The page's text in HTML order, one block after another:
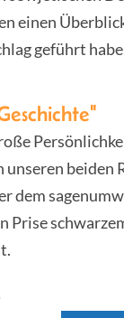
einen
geführt
unseren
dem
Prise